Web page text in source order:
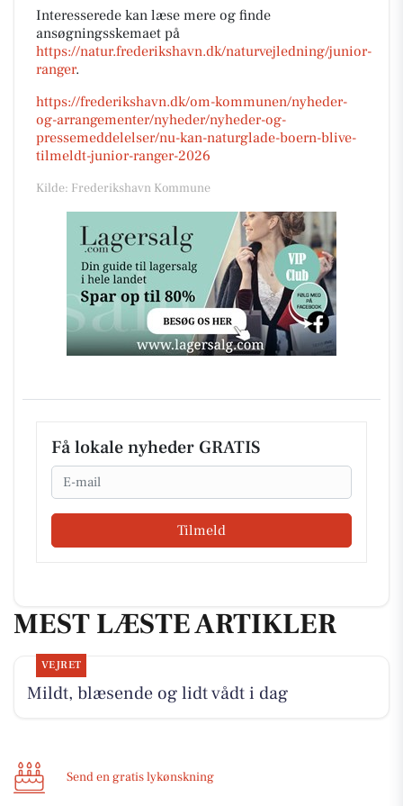
Interesserede kan læse mere og finde
ansøgningsskemaet på
https://natur.frederikshavn.dk/naturvejledning/junior-
ranger.
https://frederikshavn.dk/om-kommunen/nyheder-
og-arrangementer/nyheder/nyheder-og-
pressemeddelelser/nu-kan-naturglade-boern-blive-
tilmeldt-junior-ranger-2026
Kilde: Frederikshavn Kommune
Få lokale nyheder GRATIS
Email
Tilmeld
MEST LÆSTE ARTIKLER
VEJRET
Mildt, blæsende og lidt vådt i dag
Send en gratis lykønskning